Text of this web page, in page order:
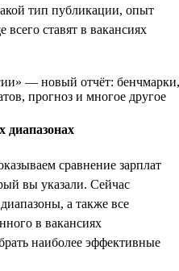
тип публикации, опыт
ставят в вакансиях
диапазонах
сравнение зарплат
вы указали. Сейчас
а также все
в вакансиях
наиболее эффективные